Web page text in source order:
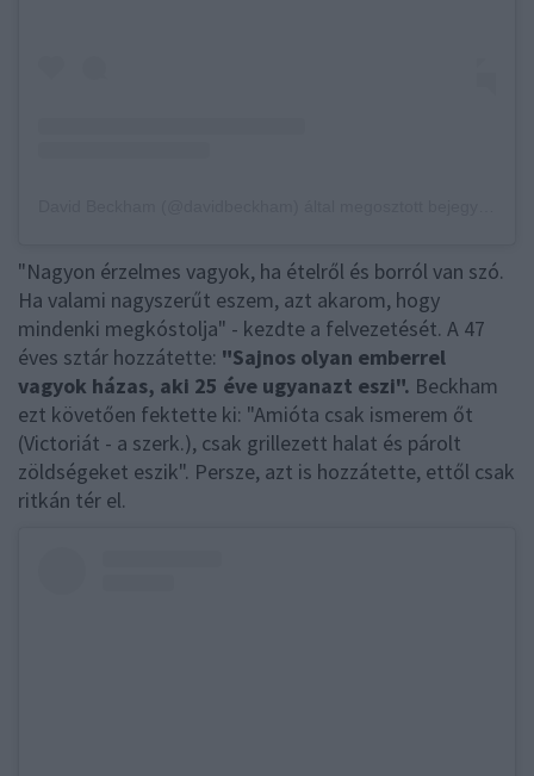
"Nagyon érzelmes vagyok, ha ételről és borról van szó.
Ha valami nagyszerűt eszem, azt akarom, hogy
mindenki megkóstolja" - kezdte a felvezetését. A 47
éves sztár hozzátette: "Sajnos olyan emberrel
vagyok házas, aki 25 éve ugyanazt eszi". Beckham
ezt követően fektette ki: "Amióta csak ismerem őt
(Victoriát - a szerk.), csak grillezett halat és párolt
zöldségeket eszik". Persze, azt is hozzátette, ettől csak
ritkán tér el.